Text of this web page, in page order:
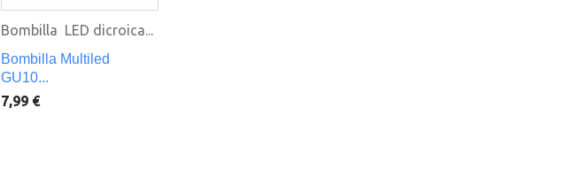
Bombilla LED dicroica...
Bombilla Multiled
GU10...
7,99 €